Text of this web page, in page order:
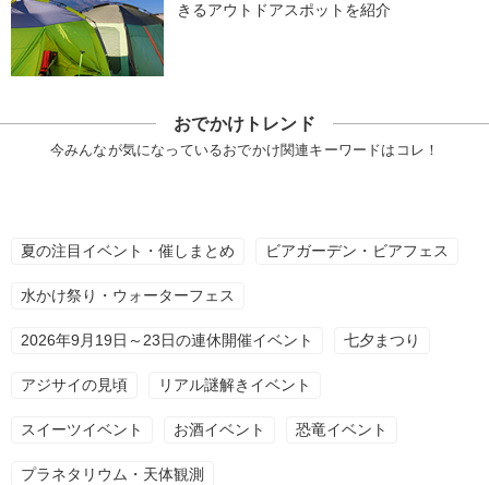
きるアウトドアスポットを紹介
おでかけトレンド
今みんなが気になっているおでかけ関連キーワードはコレ！
夏の注目イベント・催しまとめ ビアガーデン・ビアフェス
水かけ祭り・ウォーターフェス
2026年9月19日～23日の連休開催イベント 七夕まつり
アジサイの見頃 リアル謎解きイベント
スイーツイベント お酒イベント 恐竜イベント
プラネタリウム・天体観測